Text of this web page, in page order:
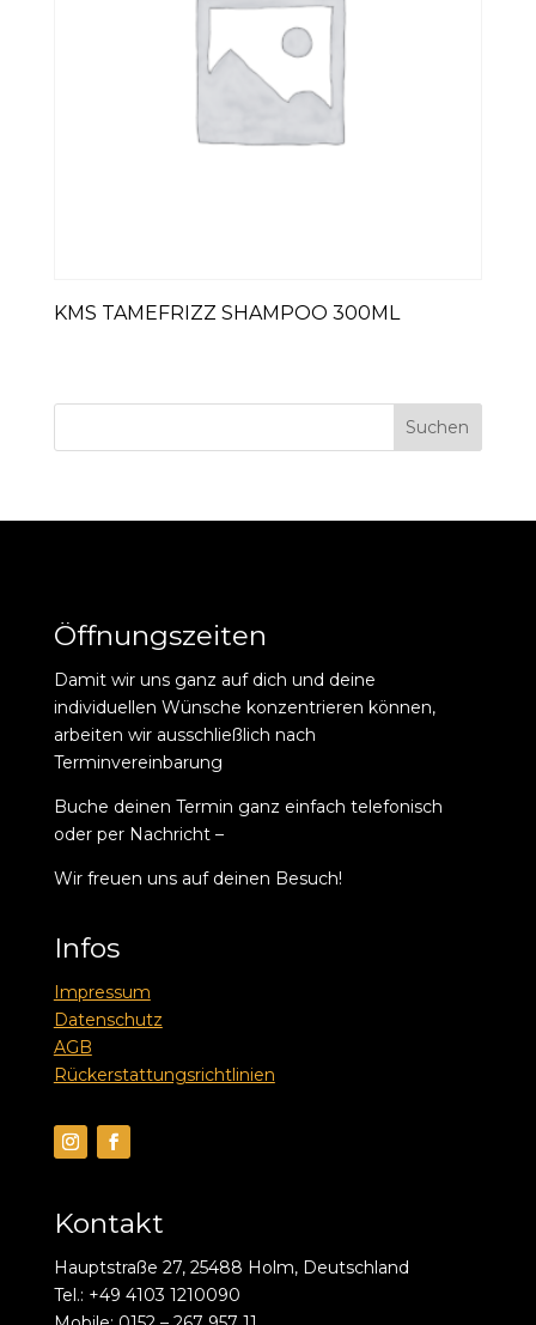
KMS TAMEFRIZZ SHAMPOO 300ML
Suchen
Öffnungszeiten
Damit wir uns ganz auf dich und deine
individuellen Wünsche konzentrieren können,
arbeiten wir ausschließlich nach
Terminvereinbarung
Buche deinen Termin ganz einfach telefonisch
oder per Nachricht –
Wir freuen uns auf deinen Besuch!
Infos
Impressum
Datenschutz
AGB
Rückerstattungsrichtlinien
Kontakt
Hauptstraße 27, 25488 Holm, Deutschland
Tel.: +49 4103 1210090